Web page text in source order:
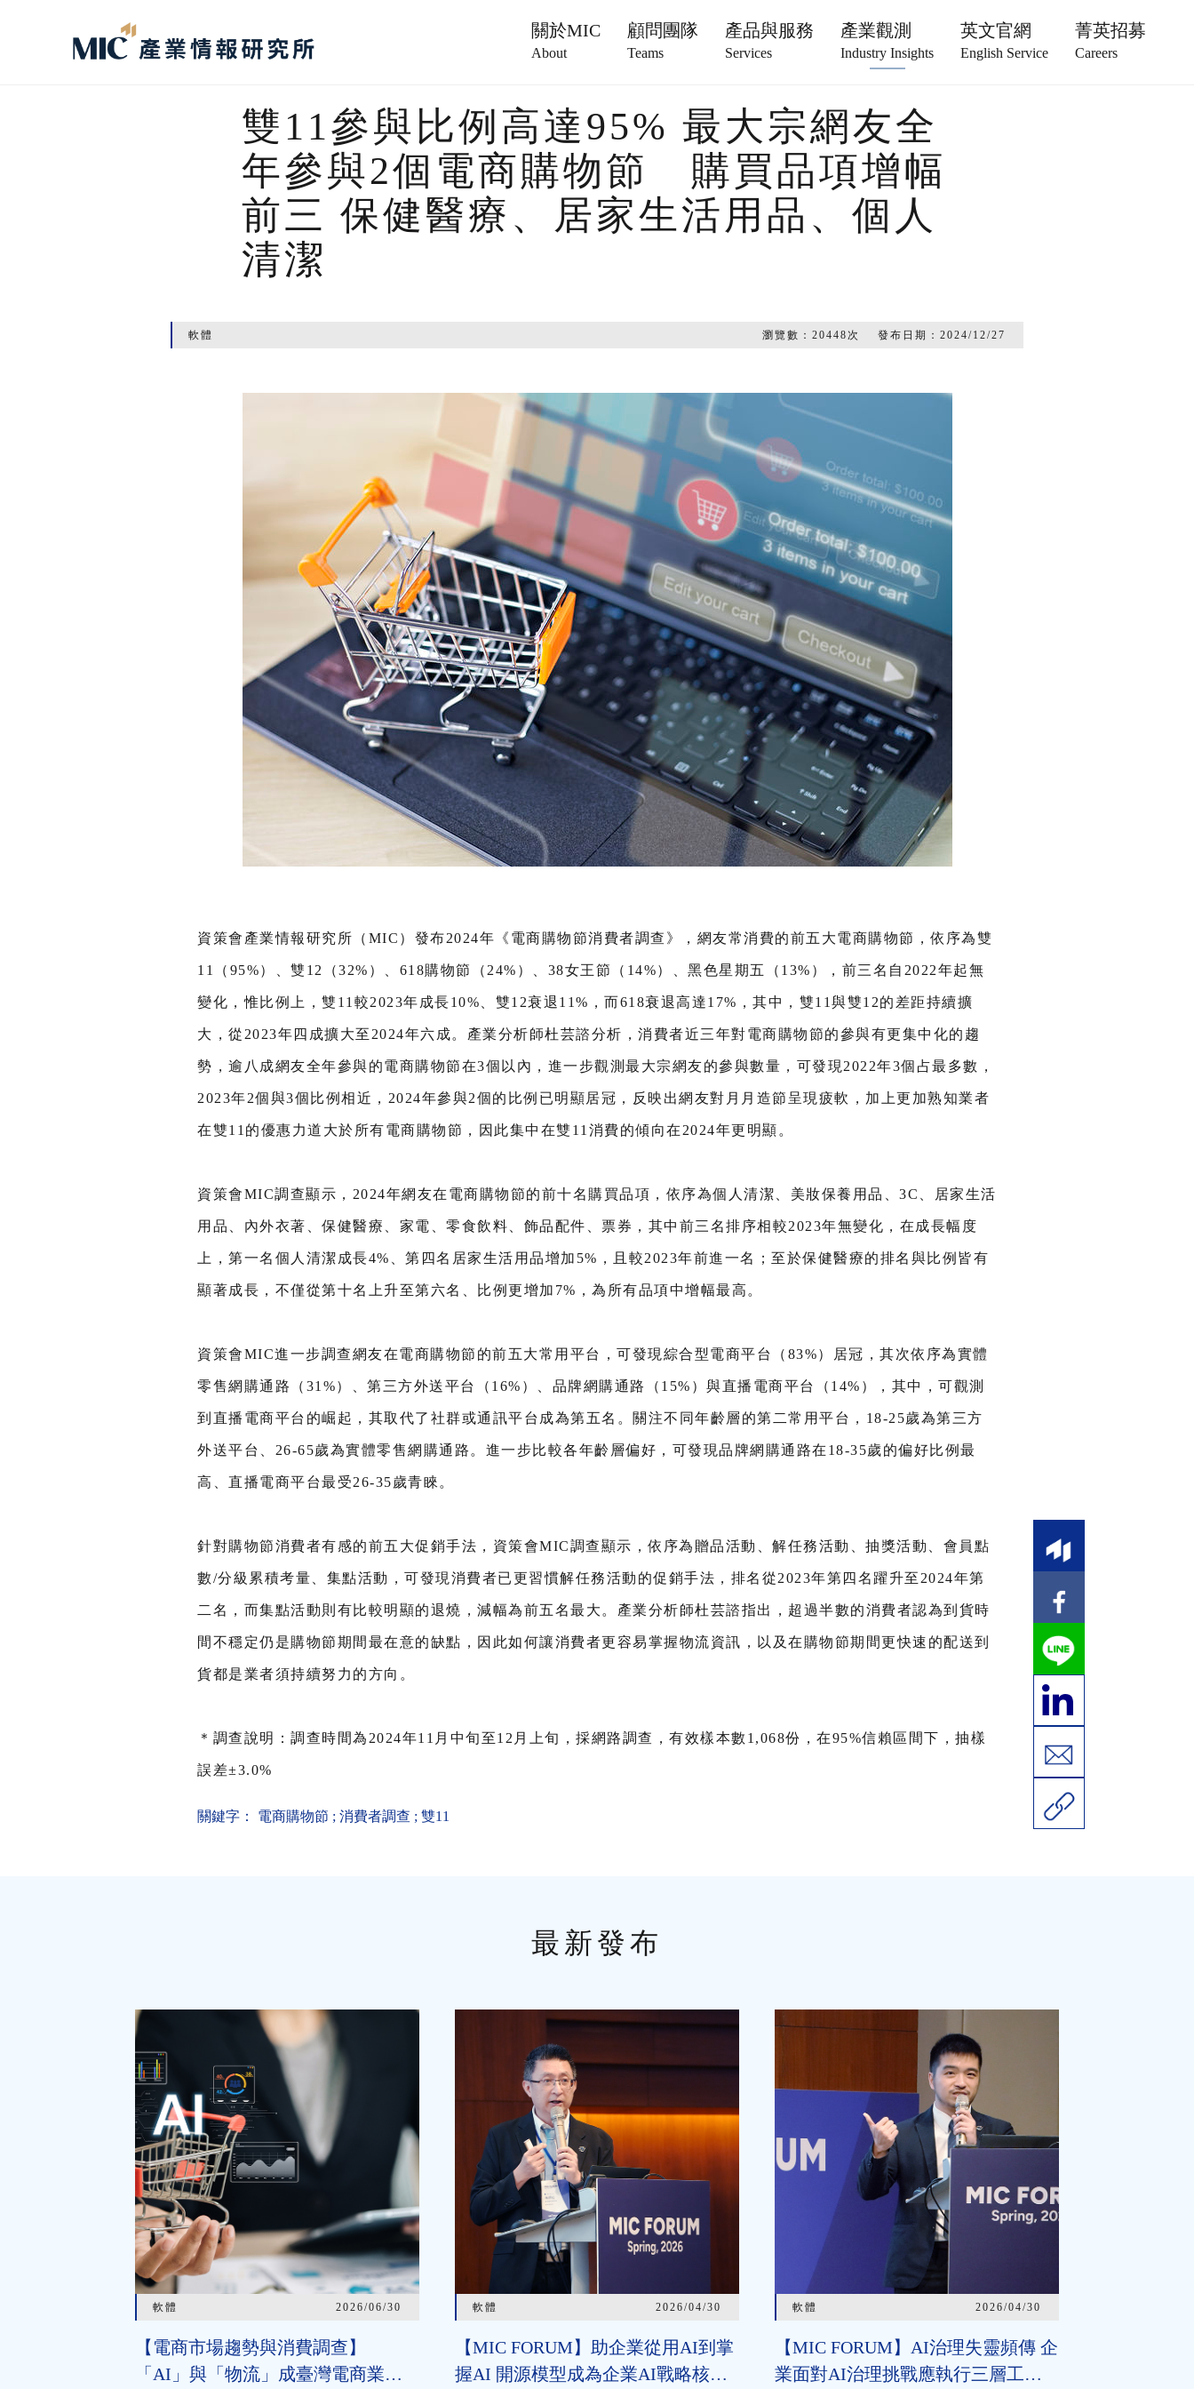
關於MIC
About
顧問團隊
Teams
產品與服務
Services
產業觀測
Industry Insights
英文官網
English Service
菁英招募
Careers
雙11參與比例高達95% 最大宗網友全
年參與2個電商購物節 購買品項增幅
前三 保健醫療、居家生活用品、個人
清潔
軟體 瀏覽數： 20448 次 發布日期： 2024/12/27
資策會產業情報研究所（MIC）發布2024年《電商購物節消費者調查》，網友常消費的前五大電商購物節，依序為雙
11（95%）、雙12（32%）、618購物節（24%）、38女王節（14%）、黑色星期五（13%），前三名自2022年起無
變化，惟比例上，雙11較2023年成長10%、雙12衰退11%，而618衰退高達17%，其中，雙11與雙12的差距持續擴
大，從2023年四成擴大至2024年六成。產業分析師杜芸諮分析，消費者近三年對電商購物節的參與有更集中化的趨
勢，逾八成網友全年參與的電商購物節在3個以內，進一步觀測最大宗網友的參與數量，可發現2022年3個占最多數，
2023年2個與3個比例相近，2024年參與2個的比例已明顯居冠，反映出網友對月月造節呈現疲軟，加上更加熟知業者
在雙11的優惠力道大於所有電商購物節，因此集中在雙11消費的傾向在2024年更明顯。
資策會MIC調查顯示，2024年網友在電商購物節的前十名購買品項，依序為個人清潔、美妝保養用品、3C、居家生活
用品、內外衣著、保健醫療、家電、零食飲料、飾品配件、票券，其中前三名排序相較2023年無變化，在成長幅度
上，第一名個人清潔成長4%、第四名居家生活用品增加5%，且較2023年前進一名；至於保健醫療的排名與比例皆有
顯著成長，不僅從第十名上升至第六名、比例更增加7%，為所有品項中增幅最高。
資策會MIC進一步調查網友在電商購物節的前五大常用平台，可發現綜合型電商平台（83%）居冠，其次依序為實體
零售網購通路（31%）、第三方外送平台（16%）、品牌網購通路（15%）與直播電商平台（14%），其中，可觀測
到直播電商平台的崛起，其取代了社群或通訊平台成為第五名。關注不同年齡層的第二常用平台，18-25歲為第三方
外送平台、26-65歲為實體零售網購通路。進一步比較各年齡層偏好，可發現品牌網購通路在18-35歲的偏好比例最
高、直播電商平台最受26-35歲青睞。
針對購物節消費者有感的前五大促銷手法，資策會MIC調查顯示，依序為贈品活動、解任務活動、抽獎活動、會員點
數/分級累積考量、集點活動，可發現消費者已更習慣解任務活動的促銷手法，排名從2023年第四名躍升至2024年第
二名，而集點活動則有比較明顯的退燒，減幅為前五名最大。產業分析師杜芸諮指出，超過半數的消費者認為到貨時
間不穩定仍是購物節期間最在意的缺點，因此如何讓消費者更容易掌握物流資訊，以及在購物節期間更快速的配送到
貨都是業者須持續努力的方向。
＊調查說明：調查時間為2024年11月中旬至12月上旬，採網路調查，有效樣本數1,068份，在95%信賴區間下，抽樣
誤差±3.0%
關鍵字： 電商購物節 ; 消費者調查 ; 雙11
最新發布
軟體 2026/06/30
【電商市場趨勢與消費調查】
「AI」與「物流」成臺灣電商業者
軟體 2026/04/30
【MIC FORUM】助企業從用AI到掌
握AI 開源模型成為企業AI戰略核
軟體 2026/04/30
【MIC FORUM】AI治理失靈頻傳 企
業面對AI治理挑戰應執行三層工